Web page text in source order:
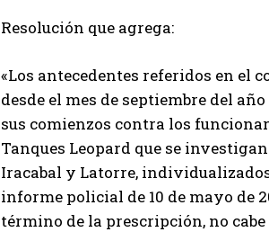
Resolución que agrega:
«Los antecedentes referidos en el
desde el mes de septiembre del
sus comienzos contra los
Tanques Leopard que se
Iracabal y Latorre,
informe policial de 10 de mayo de
término de la prescripción, no